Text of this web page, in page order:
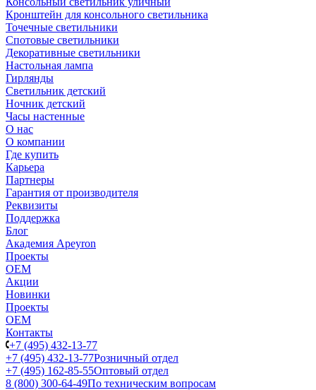
Кронштейн для консольного светильника
Точечные светильники
Спотовые светильники
Декоративные светильники
Настольная лампа
Гирлянды
Светильник детский
Ночник детский
Часы настенные
О нас
О компании
Где купить
Карьера
Партнеры
Гарантия от производителя
Реквизиты
Поддержка
Блог
Академия Apeyron
Проекты
ОЕМ
Акции
Новинки
Проекты
ОЕМ
Контакты
+7 (495) 432-13-77
+7 (495) 432-13-77Розничный отдел
+7 (495) 162-85-55Оптовый отдел
8 (800) 300-64-49По техническим вопросам